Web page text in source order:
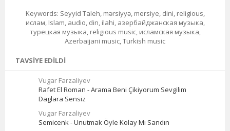
Keywords: Seyyid Taleh, mərsiyyə, mersiye, dini, religious,
ислам, Islam, audio, din, ilahi, азербайджанская музыка,
турецкая музыка, religious music, исламская музыка,
Azerbaijani music, Turkish music
TAVSIYE EDILDI
Vugar Farzaliyev
Rafet El Roman - Arama Beni Çikiyorum Sevgilim
Daglara Sensiz
Vugar Farzaliyev
Semicenk - Unutmak Öyle Kolay Mı Sandın